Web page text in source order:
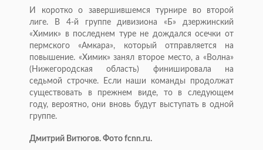
И коротко о завершившемся турнире во второй
лиге. В 4-й группе дивизиона «Б» дзержинский
«Химик» в последнем туре не дождался осечки от
пермского «Амкара», который отправляется на
повышение. «Химик» занял второе место, а «Волна»
(Нижегородская область) финишировала на
седьмой строчке. Если наши команды продолжат
существовать в прежнем виде, то в следующем
году, вероятно, они вновь будут выступать в одной
группе.
Дмитрий Витюгов. Фото fcnn.ru.